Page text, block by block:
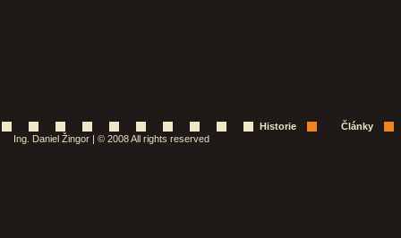
Historie
Články
Ing. Daniel Žingor | © 2008 All rights reserved